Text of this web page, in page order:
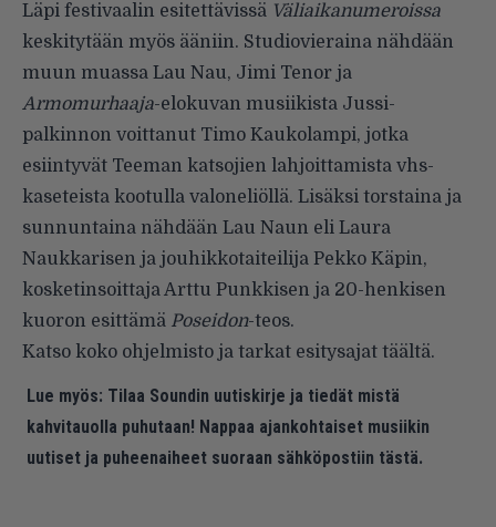
Läpi festivaalin esitettävissä Väliaikanumeroissa
keskitytään myös ääniin. Studiovieraina nähdään
muun muassa Lau Nau, Jimi Tenor ja
Armomurhaaja-elokuvan musiikista Jussi-
palkinnon voittanut Timo Kaukolampi, jotka
esiintyvät Teeman katsojien lahjoittamista vhs-
kaseteista kootulla valoneliöllä. Lisäksi torstaina ja
sunnuntaina nähdään Lau Naun eli Laura
Naukkarisen ja jouhikkotaiteilija Pekko Käpin,
kosketinsoittaja Arttu Punkkisen ja 20-henkisen
kuoron esittämä Poseidon-teos.
Katso koko ohjelmisto ja tarkat esitysajat täältä.
Lue myös: Tilaa Soundin uutiskirje ja tiedät mistä
kahvitauolla puhutaan! Nappaa ajankohtaiset musiikin
uutiset ja puheenaiheet suoraan sähköpostiin tästä.